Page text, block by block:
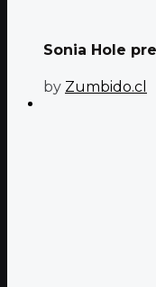
Sonia Hole
by Zumbido.cl